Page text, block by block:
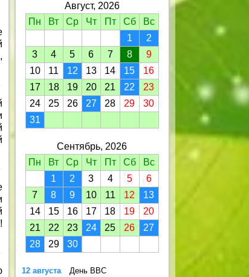
здоров и счастлив, дед!
Август, 2026
Пн
Вт Ср Чт Пт Сб
Вс
1
2
3
4 5 6 7 8
9
10
11 12 13 14 15
16
17
18 19 20 21 22
23
24
25 26 27 28 29
30
31
Сентябрь, 2026
Пн
Вт Ср Чт Пт Сб
Вс
1
2 3 4 5
6
7
8 9 10 11 12
13
14
15 16 17 18 19
20
21
22 23 24 25 26
27
28
29 30
12 августа
День ВВС